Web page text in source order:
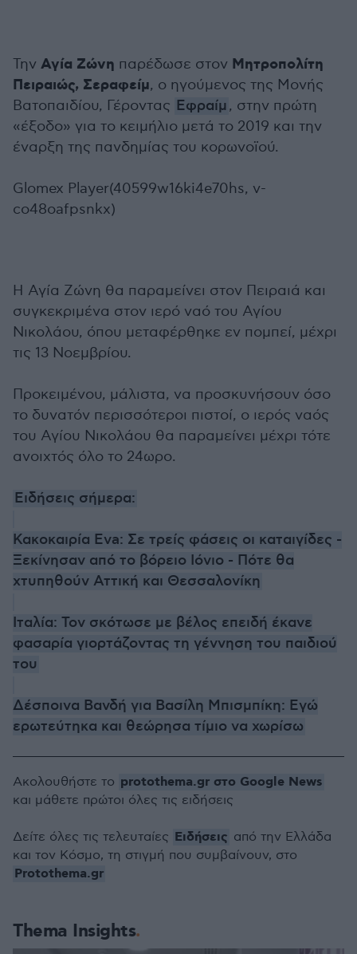
Την Αγία Ζώνη παρέδωσε στον Μητροπολίτη
Πειραιώς, Σεραφείμ, ο ηγούμενος της Μονής
Βατοπαιδίου, Γέροντας Εφραίμ, στην πρώτη
«έξοδο» για το κειμήλιο μετά το 2019 και την
έναρξη της πανδημίας του κορωνοϊού.
Glomex Player(40599w16ki4e70hs, v-
co48oafpsnkx)
Η Αγία Ζώνη θα παραμείνει στον Πειραιά και
συγκεκριμένα στον ιερό ναό του Αγίου
Νικολάου, όπου μεταφέρθηκε εν πομπεί, μέχρι
τις 13 Νοεμβρίου.
Προκειμένου, μάλιστα, να προσκυνήσουν όσο
το δυνατόν περισσότεροι πιστοί, ο ιερός ναός
του Αγίου Νικολάου θα παραμείνει μέχρι τότε
ανοιχτός όλο το 24ωρο.
Ειδήσεις σήμερα:
Κακοκαιρία Eva: Σε τρείς φάσεις οι καταιγίδες -
Ξεκίνησαν από το βόρειο Ιόνιο - Πότε θα
χτυπηθούν Αττική και Θεσσαλονίκη
Ιταλία: Τον σκότωσε με βέλος επειδή έκανε
φασαρία γιορτάζοντας τη γέννηση του παιδιού
του
Δέσποινα Βανδή για Βασίλη Μπισμπίκη: Εγώ
ερωτεύτηκα και θεώρησα τίμιο να χωρίσω
Thema Insights
Ακολουθήστε το protothema.gr στο Google News
και μάθετε πρώτοι όλες τις ειδήσεις
Δείτε όλες τις τελευταίες Ειδήσεις από την Ελλάδα
και τον Κόσμο, τη στιγμή που συμβαίνουν, στο
Protothema.gr